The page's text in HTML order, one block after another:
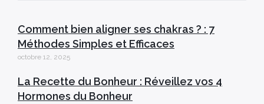
Comment bien aligner ses chakras ? : 7
Méthodes Simples et Efficaces
octobre 12, 2025
La Recette du Bonheur : Réveillez vos 4
Hormones du Bonheur